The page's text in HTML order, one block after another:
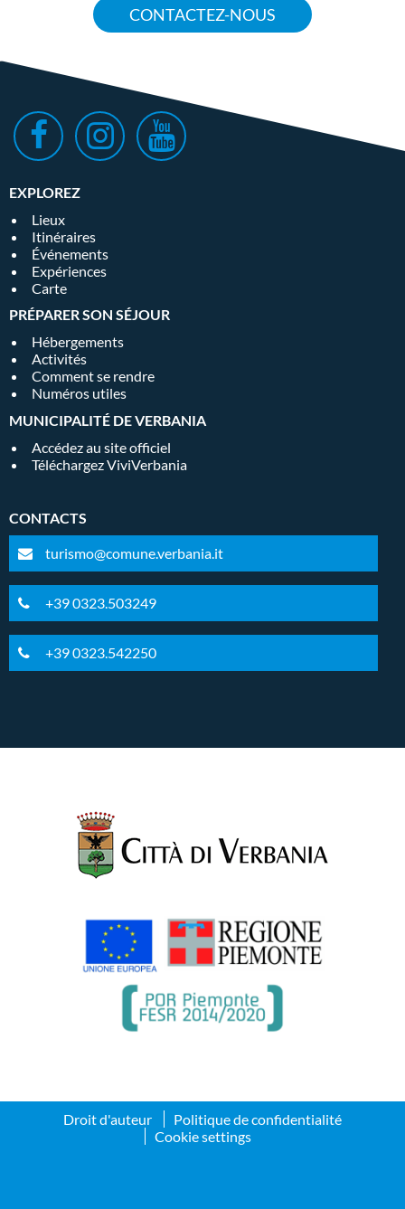
CONTACTEZ-NOUS
EXPLOREZ
Lieux
Itinéraires
Événements
Expériences
Carte
PRÉPARER SON SÉJOUR
Hébergements
Activités
Comment se rendre
Numéros utiles
MUNICIPALITÉ DE VERBANIA
Accédez au site officiel
Téléchargez ViviVerbania
CONTACTS
turismo@comune.verbania.it
+39 0323.503249
+39 0323.542250
Droit d'auteur
Politique de confidentialité
Cookie settings